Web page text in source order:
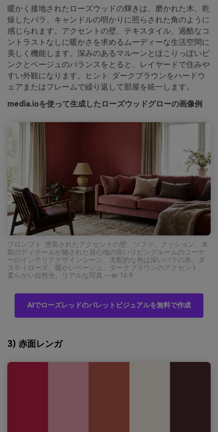
暖かく接地されたローズウッドの輝きは、磨かれた木、乾
燥したバラ、キャンドルの明かりに照らされた角のように
感じられます。アクセントの壁、テキスタイル、過酷なコ
ントラストなしに暖かさを求めるムーディーな生活空間に
美しく機能します。深みのあるマルーンとほこりっぽいピ
ンクとベージュのバランスをとると、レイヤードで住みや
すい外観になります。ヒント: ダークブラウンをハードウ
ェアまたはフレームで繰り返して部屋を統一します。
media.ioを使って生成したローズウッドグローの画像例
プロンプト: 塗装されたアクセントの壁、ソファ、クッション、木
製のディテールが施された居心地の良いリビングルームのコーナ
ーのインテリアデザインシーン、支配的な色は深いバラの赤、ダ
スティローズ、暖かいベージュ、ダークブラウンのアクセント、
柔らかい自然光、リアルな写真 --ar 16:9
AIでローズレッドのパレットビジュアルを無料で作成
3) 赤面レンガ